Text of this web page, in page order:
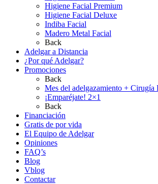
Higiene Facial Premium
Higiene Facial Deluxe
Indiba Facial
Madero Metal Facial
Back
Adelgar a Distancia
¿Por qué Adelgar?
Promociones
Back
Mes del adelgazamiento + Cirugía
¡Emparéjate! 2×1
Back
Financiación
Gratis de por vida
El Equipo de Adelgar
Opiniones
FAQ’s
Blog
Vblog
Contactar